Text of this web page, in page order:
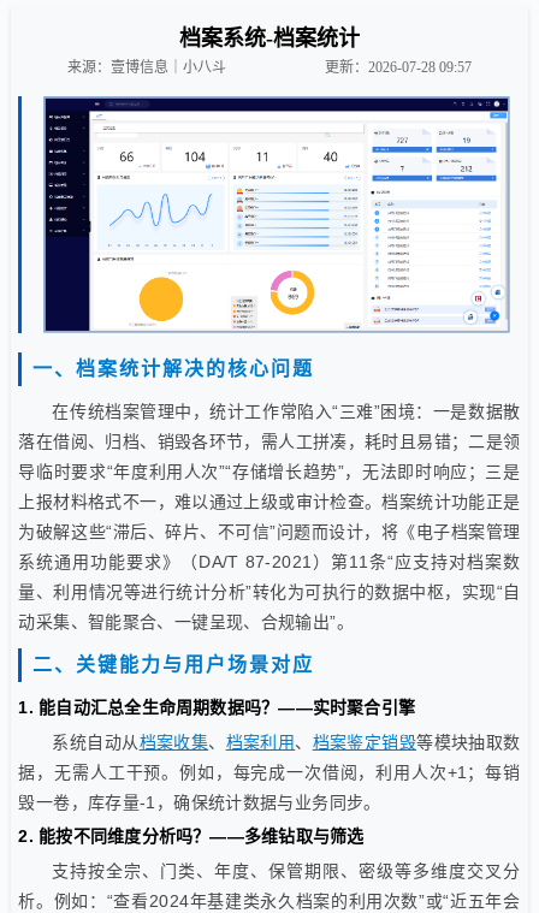
档案系统-档案统计
来源：壹博信息｜小八斗 更新：2026-07-28 09:57
一、档案统计解决的核心问题
在传统档案管理中，统计工作常陷入“三难”困境：一是数据散
落在借阅、归档、销毁各环节，需人工拼凑，耗时且易错；二是领
导临时要求“年度利用人次”“存储增长趋势”，无法即时响应；三是
上报材料格式不一，难以通过上级或审计检查。档案统计功能正是
为破解这些“滞后、碎片、不可信”问题而设计，将《电子档案管理
系统通用功能要求》（DA/T 87-2021）第11条“应支持对档案数
量、利用情况等进行统计分析”转化为可执行的数据中枢，实现“自
动采集、智能聚合、一键呈现、合规输出”。
二、关键能力与用户场景对应
1. 能自动汇总全生命周期数据吗？——实时聚合引擎
系统自动从档案收集、 档案利用、 档案鉴定销毁等模块抽取数
据，无需人工干预。例如，每完成一次借阅，利用人次+1；每销
毁一卷，库存量-1，确保统计数据与业务同步。
2. 能按不同维度分析吗？——多维钻取与筛选
支持按全宗、门类、年度、保管期限、密级等多维度交叉分
析。例如：“查看2024年基建类永久档案的利用次数”或“近五年会